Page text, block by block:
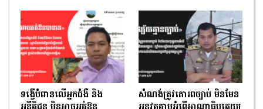
ទង្វើបំពានលើអ្នកជំងឺ និង
សំណង់ត្រូវគោរពច្បាប់ មិនមែន